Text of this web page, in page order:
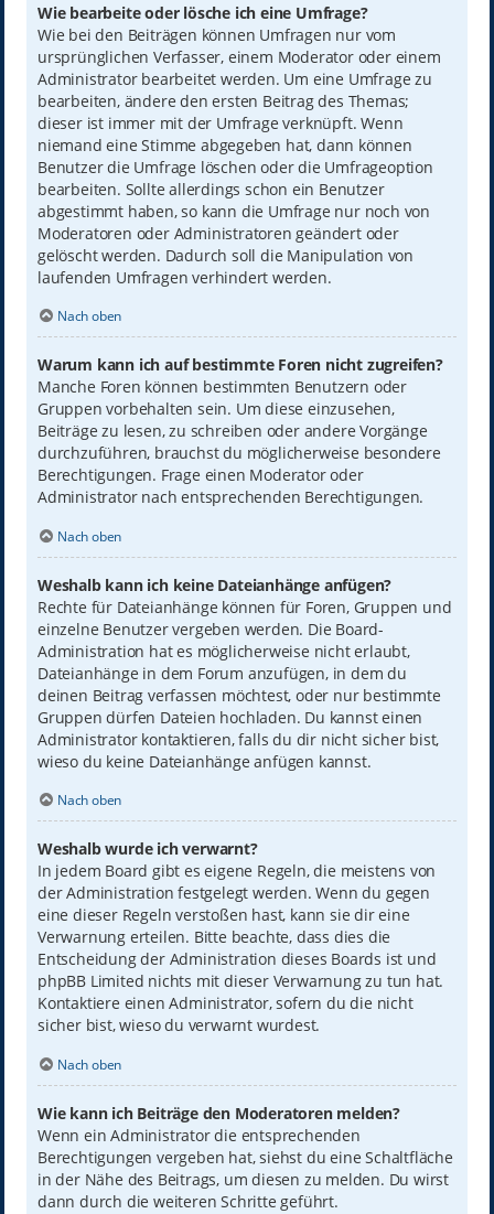
Wie bearbeite oder lösche ich eine Umfrage?
Wie bei den Beiträgen können Umfragen nur vom
ursprünglichen Verfasser, einem Moderator oder einem
Administrator bearbeitet werden. Um eine Umfrage zu
bearbeiten, ändere den ersten Beitrag des Themas;
dieser ist immer mit der Umfrage verknüpft. Wenn
niemand eine Stimme abgegeben hat, dann können
Benutzer die Umfrage löschen oder die Umfrageoption
bearbeiten. Sollte allerdings schon ein Benutzer
abgestimmt haben, so kann die Umfrage nur noch von
Moderatoren oder Administratoren geändert oder
gelöscht werden. Dadurch soll die Manipulation von
laufenden Umfragen verhindert werden.
Nach oben
Warum kann ich auf bestimmte Foren nicht zugreifen?
Manche Foren können bestimmten Benutzern oder
Gruppen vorbehalten sein. Um diese einzusehen,
Beiträge zu lesen, zu schreiben oder andere Vorgänge
durchzuführen, brauchst du möglicherweise besondere
Berechtigungen. Frage einen Moderator oder
Administrator nach entsprechenden Berechtigungen.
Nach oben
Weshalb kann ich keine Dateianhänge anfügen?
Rechte für Dateianhänge können für Foren, Gruppen und
einzelne Benutzer vergeben werden. Die Board-
Administration hat es möglicherweise nicht erlaubt,
Dateianhänge in dem Forum anzufügen, in dem du
deinen Beitrag verfassen möchtest, oder nur bestimmte
Gruppen dürfen Dateien hochladen. Du kannst einen
Administrator kontaktieren, falls du dir nicht sicher bist,
wieso du keine Dateianhänge anfügen kannst.
Nach oben
Weshalb wurde ich verwarnt?
In jedem Board gibt es eigene Regeln, die meistens von
der Administration festgelegt werden. Wenn du gegen
eine dieser Regeln verstoßen hast, kann sie dir eine
Verwarnung erteilen. Bitte beachte, dass dies die
Entscheidung der Administration dieses Boards ist und
phpBB Limited nichts mit dieser Verwarnung zu tun hat.
Kontaktiere einen Administrator, sofern du die nicht
sicher bist, wieso du verwarnt wurdest.
Nach oben
Wie kann ich Beiträge den Moderatoren melden?
Wenn ein Administrator die entsprechenden
Berechtigungen vergeben hat, siehst du eine Schaltfläche
in der Nähe des Beitrags, um diesen zu melden. Du wirst
dann durch die weiteren Schritte geführt.